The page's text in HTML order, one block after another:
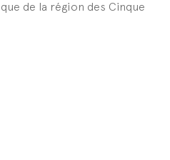
de la région des Cinque